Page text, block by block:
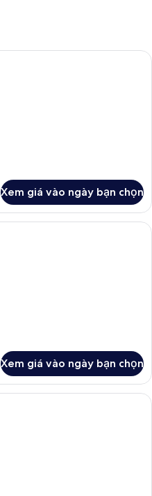
Phòng đơn (Plus) | Quang cảnh từ
Xem giá vào ngày bạn chọn
Phòng (Plus) | Quang cảnh từ phòng
Xem giá vào ngày bạn chọn